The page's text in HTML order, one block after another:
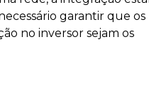
garantir que os
no inversor sejam os